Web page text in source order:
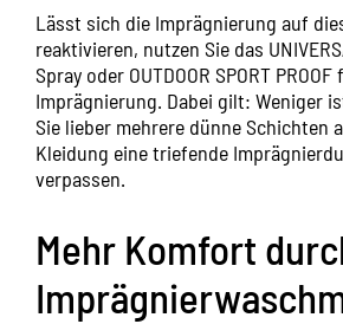
Lässt sich die Imprägnierung auf
reaktivieren, nutzen Sie das
Spray oder OUTDOOR SPORT PROOF
Imprägnierung. Dabei gilt: Weniger
Sie lieber mehrere dünne Schichten
Kleidung eine triefende
verpassen.
Mehr Komfort